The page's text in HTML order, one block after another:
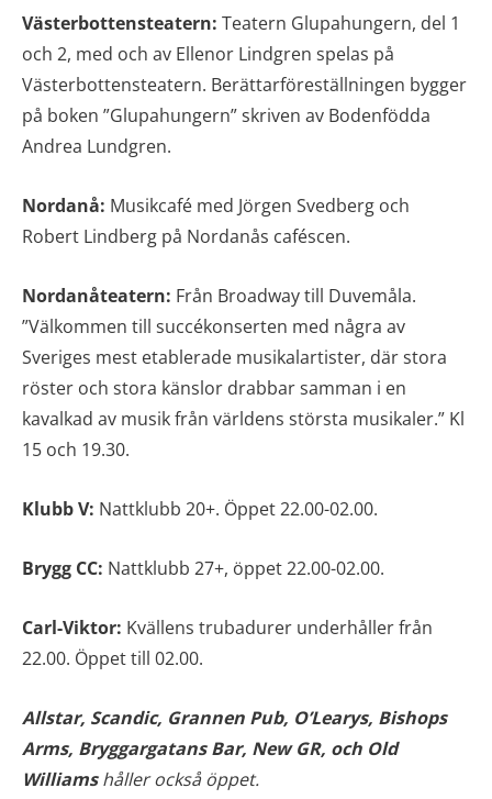
Västerbottensteatern: Teatern Glupahungern, del 1
och 2, med och av Ellenor Lindgren spelas på
Västerbottensteatern. Berättarföreställningen bygger
på boken ”Glupahungern” skriven av Bodenfödda
Andrea Lundgren.
Nordanå: Musikcafé med Jörgen Svedberg och
Robert Lindberg på Nordanås caféscen.
Nordanåteatern: Från Broadway till Duvemåla.
”Välkommen till succékonserten med några av
Sveriges mest etablerade musikalartister, där stora
röster och stora känslor drabbar samman i en
kavalkad av musik från världens största musikaler.” Kl
15 och 19.30.
Klubb V: Nattklubb 20+. Öppet 22.00-02.00.
Brygg CC: Nattklubb 27+, öppet 22.00-02.00.
Carl-Viktor: Kvällens trubadurer underhåller från
22.00. Öppet till 02.00.
Allstar, Scandic, Grannen Pub, O’Learys, Bishops
Arms, Bryggargatans Bar, New GR, och Old
Williamshåller också öppet.